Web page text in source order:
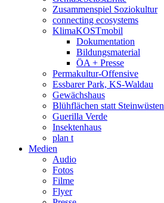
Zusammenspiel Soziokultur
connecting ecosystems
KlimaKOSTmobil
Dokumentation
Bildungsmaterial
ÖA + Presse
Permakultur-Offensive
Essbarer Park, KS-Waldau
Gewächshaus
Blühflächen statt Steinwüsten
Guerilla Verde
Insektenhaus
plan t
Medien
Audio
Fotos
Filme
Flyer